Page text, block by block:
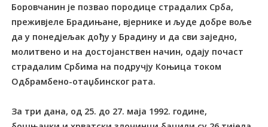
Боровчанин је позвао породице страдалих Срба,
преживјеле Брадињане, вјернике и људе добре воље
да у понедјељак дођу у Брадину и да сви заједно,
молитвено и на достојанствен начин, одају почаст
страдалим Србима на подручју Коњица током
Одбрамбено-отаџбинског рата.
За три дана, од 25. до 27. маја 1992. године,